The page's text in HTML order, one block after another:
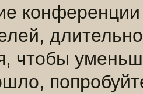
чтобы